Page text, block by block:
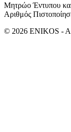
Μητρώο Έντυπου
Αριθμός
© 2026 ENIKOS -